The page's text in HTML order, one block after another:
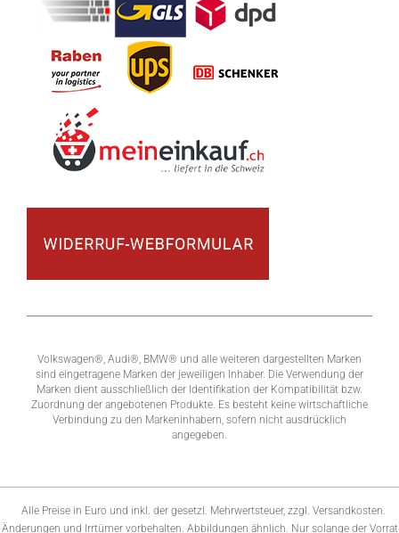
Volkswagen®, Audi®, BMW® und alle weiteren dargestellten Marken
sind eingetragene Marken der jeweiligen Inhaber. Die Verwendung der
Marken dient ausschließlich der Identifikation der Kompatibilität bzw.
Zuordnung der angebotenen Produkte. Es besteht keine wirtschaftliche
Verbindung zu den Markeninhabern, sofern nicht ausdrücklich
angegeben.
Alle Preise in Euro und inkl. der gesetzl. Mehrwertsteuer, zzgl. Versandkosten.
Änderungen und Irrtümer vorbehalten. Abbildungen ähnlich. Nur solange der Vorrat